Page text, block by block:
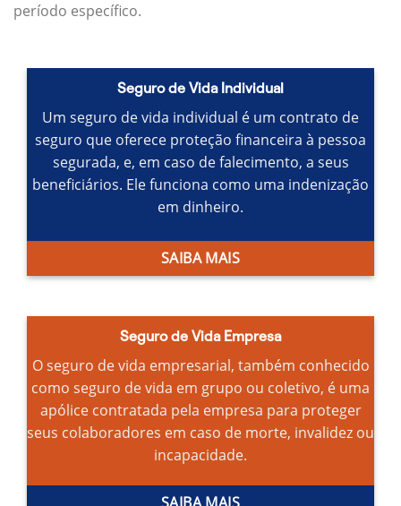
período específico.
Seguro de Vida Individual
Um seguro de vida individual é um contrato de
seguro que oferece proteção financeira à pessoa
segurada, e, em caso de falecimento, a seus
beneficiários. Ele funciona como uma indenização
em dinheiro.
SAIBA MAIS
Seguro de Vida Empresa
O seguro de vida empresarial, também conhecido
como seguro de vida em grupo ou coletivo, é uma
apólice contratada pela empresa para proteger
seus colaboradores em caso de morte, invalidez ou
incapacidade.